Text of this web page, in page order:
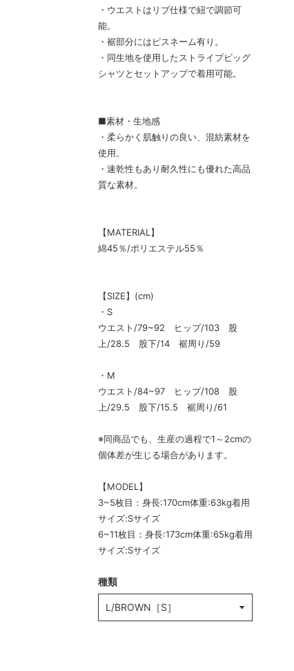
・ウエストはリブ仕様で紐で調節可
能。
・裾部分にはピスネーム有り。
・同生地を使用したストライプビッグ
シャツとセットアップで着用可能。
■素材・生地感
・柔らかく肌触りの良い、混紡素材を
使用。
・速乾性もあり耐久性にも優れた高品
質な素材。
【MATERIAL】
綿45％/ポリエステル55％
【SIZE】(cm)
・S
ウエスト/79~92 ヒップ/103 股
上/28.5 股下/14 裾周り/59
・M
ウエスト/84~97 ヒップ/108 股
上/29.5 股下/15.5 裾周り/61
※同商品でも、生産の過程で1～2cmの
個体差が生じる場合があります。
【MODEL】
3~5枚目：身長:170cm体重:63kg着用
サイズ:Sサイズ
6~11枚目：身長:173cm体重:65kg着用
サイズ:Sサイズ
種類